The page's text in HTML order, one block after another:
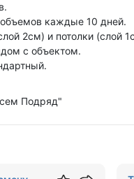
каждые 10 дней.
2см) и потолки (слой
с объектом.
Подряд"